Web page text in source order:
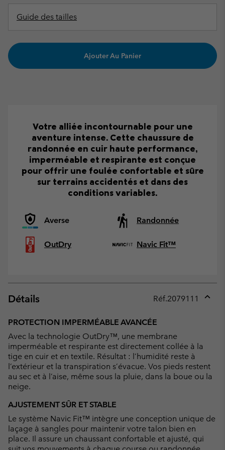
Guide des tailles
Ajouter Au Panier
Votre alliée incontournable pour une
aventure intense. Cette chaussure de
randonnée en cuir haute performance,
imperméable et respirante est conçue
pour offrir une foulée confortable et sûre
sur terrains accidentés et dans des
conditions variables.
Averse Randonnée
OutDry Navic Fit™
Détails Réf.2079111
PROTECTION IMPERMÉABLE AVANCÉE
Avec la technologie OutDry™, une membrane
imperméable et respirante est directement collée à la
tige en cuir et en textile. Résultat : l’humidité reste à
l’extérieur et la transpiration s’évacue. Vos pieds restent
au sec et à l’aise, même sous la pluie, dans la boue ou la
neige.
AJUSTEMENT SÛR ET STABLE
Le système Navic Fit™ intègre une conception unique de
laçage à sangles pour maintenir votre talon bien en
place. Il assure un chaussant confortable et ajusté, qui